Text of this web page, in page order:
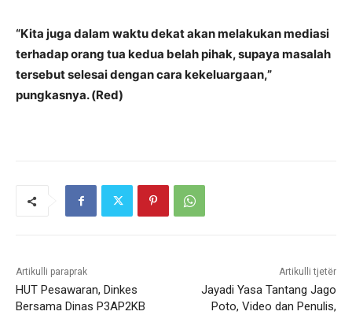
“Kita juga dalam waktu dekat akan melakukan mediasi
terhadap orang tua kedua belah pihak, supaya masalah
tersebut selesai dengan cara kekeluargaan,”
pungkasnya. (Red)
Artikulli paraprak
HUT Pesawaran, Dinkes
Bersama Dinas P3AP2KB
Artikulli tjetër
Jayadi Yasa Tantang Jago
Poto, Video dan Penulis,